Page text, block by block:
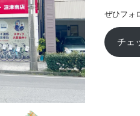
ぜひフォ
チェ